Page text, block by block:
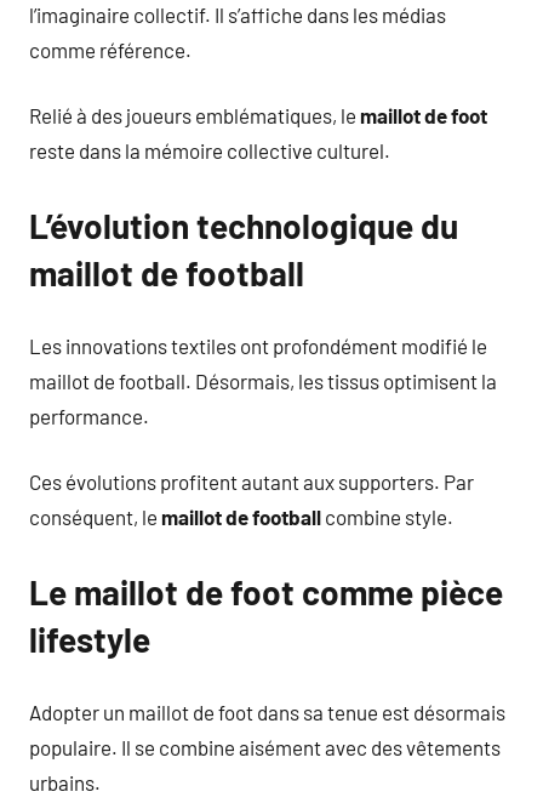
l’imaginaire collectif. Il s’affiche dans les médias
comme référence.
Relié à des joueurs emblématiques, le maillot de foot
reste dans la mémoire collective culturel.
L’évolution technologique du
maillot de football
Les innovations textiles ont profondément modifié le
maillot de football. Désormais, les tissus optimisent la
performance.
Ces évolutions profitent autant aux supporters. Par
conséquent, le maillot de football combine style.
Le maillot de foot comme pièce
lifestyle
Adopter un maillot de foot dans sa tenue est désormais
populaire. Il se combine aisément avec des vêtements
urbains.